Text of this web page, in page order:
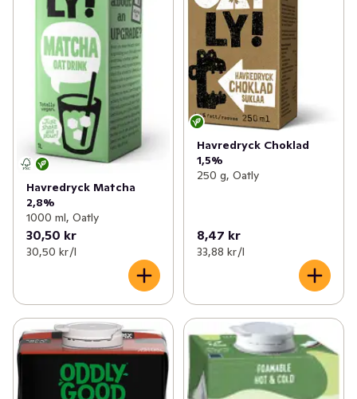
Havredryck Matcha
2,8%
1000 ml, Oatly
30,50 kr
30,50 kr /l
Havredryck Choklad
1,5%
250 g, Oatly
8,47 kr
33,88 kr /l